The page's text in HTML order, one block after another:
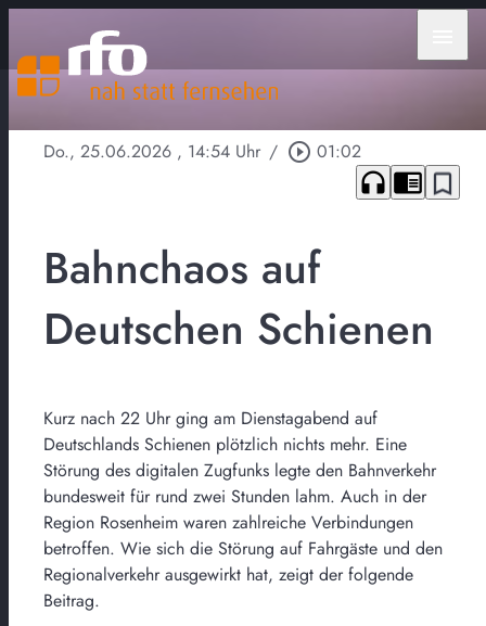
Do., 25.06.2026 , 14:54 Uhr / play_circle_outline 01:02
headphones chrome_reader_mode bookmark_border
Bahnchaos auf
Deutschen Schienen
Kurz nach 22 Uhr ging am Dienstagabend auf
Deutschlands Schienen plötzlich nichts mehr. Eine
Störung des digitalen Zugfunks legte den Bahnverkehr
bundesweit für rund zwei Stunden lahm. Auch in der
Region Rosenheim waren zahlreiche Verbindungen
betroffen. Wie sich die Störung auf Fahrgäste und den
Regionalverkehr ausgewirkt hat, zeigt der folgende
Beitrag.